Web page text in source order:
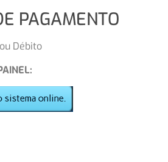
PAGAMENTO
Débito